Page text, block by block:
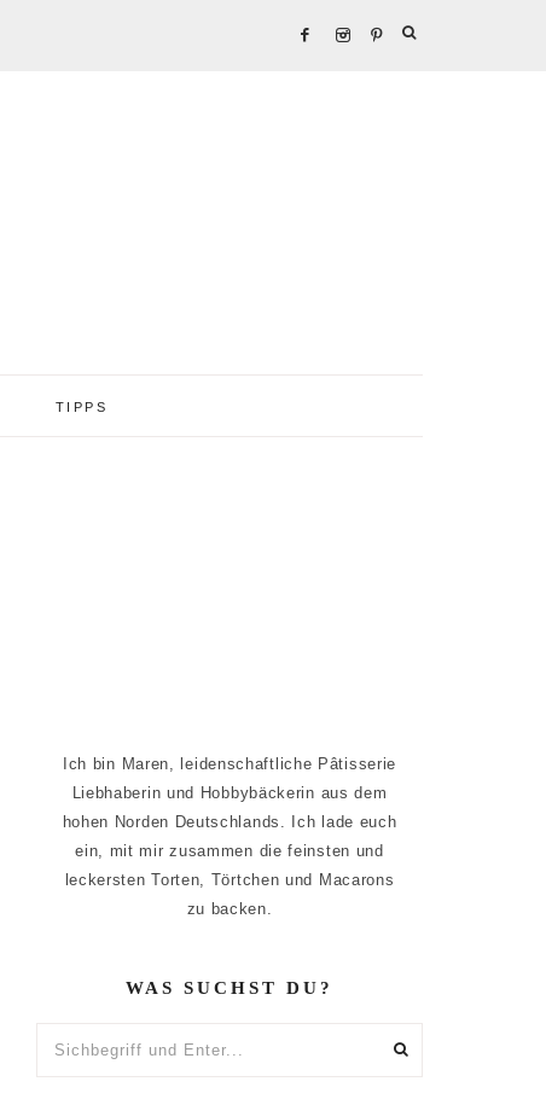
TIPPS
Ich bin Maren, leidenschaftliche Pâtisserie
Liebhaberin und Hobbybäckerin aus dem
hohen Norden Deutschlands. Ich lade euch
ein, mit mir zusammen die feinsten und
leckersten Torten, Törtchen und Macarons
zu backen.
WAS SUCHST DU?